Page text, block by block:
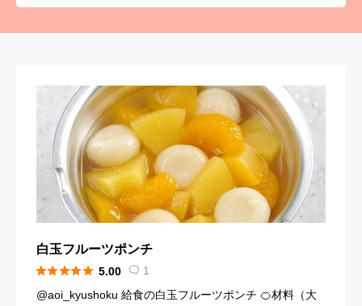
白玉フルーツポンチ
 5.00  1
@aoi_kyushoku 給食の白玉フルーツポンチ 🍊材料（大